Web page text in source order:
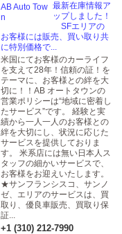
最新在庫情報ア
ップしました！
SFエリアの
お客様には販売、買い取り共
に特別価格で...
米国にてお客様のカーライフ
を支えて28年！信頼の証！を
テーマに、お客様との絆を大
切に！！AB オートタウンの
営業ポリシーは“地域に密着し
たサービス”です。 経験と実
績から一人一人のお客様との
絆を大切にし、状況に応じた
サービスを提供しておりま
す。 米系店には無い日本人ス
タッフの細かいサービスで、
お客様をお迎えいたします。
★サンフランシスコ、サンノ
ゼ、エリアのサービスは、買
取り、優良車販売、買取り保
証...
+1 (310) 212-7990